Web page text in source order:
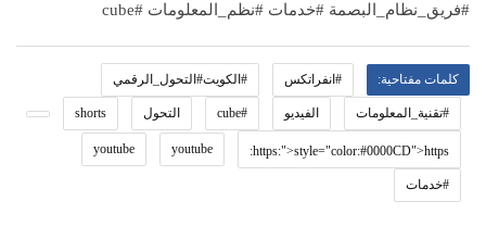
#فريق_نظام_البصمة #خدمات #نظم_المعلومات #cube
كلمات مفتاحية: #انفراتكس #الكويت#التحول_الرقمي
#تقنية_المعلومات الفيديو #cube التحول shorts
https:">style="color:#0000CD">https:
youtube
youtube
#خدمات